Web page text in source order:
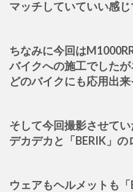
マッチしていていい感じ
ちなみに今回は
バイクへの施工でした
どのバイクにも応用出来
そして今回撮影させてい
デカデカと「BERIK」の
ウェアもヘルメットも「